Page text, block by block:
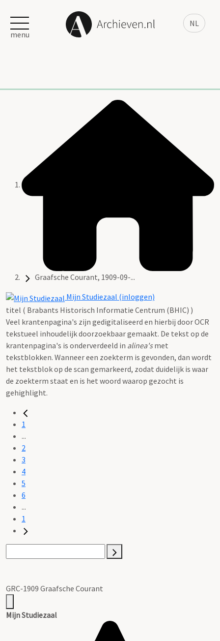
NL
menu
Graafsche Courant, 1909-09-...
Mijn Studiezaal (inloggen)
titel ( Brabants Historisch Informatie Centrum (BHIC) )
Veel krantenpagina's zijn gedigitaliseerd en hierbij door OCR
tekstueel inhoudelijk doorzoekbaar gemaakt. De tekst op de
krantenpagina's is onderverdeeld in alinea'smet
tekstblokken. Wanneer een zoekterm is gevonden, dan wordt
het tekstblok op de scan gemarkeerd, zodat duidelijk is waar
de zoekterm staat en is het woord waarop gezocht is
gehighlight.
1
...
2
3
4
5
6
...
1
GRC-1909 Graafsche Courant
Mijn Studiezaal